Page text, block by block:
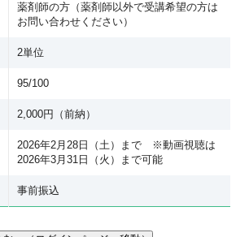
薬剤師の方（薬剤師以外で受講希望の方は
お問い合わせください）
2単位
95/100
2,000円（前納）
2026年2月28日（土）まで ※動画視聴は
2026年3月31日（火）まで可能
事前振込